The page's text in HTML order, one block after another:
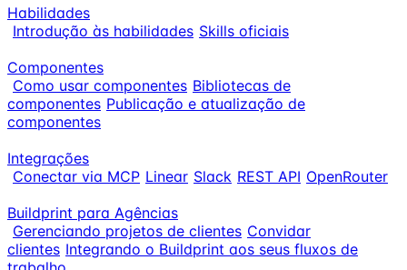
Habilidades
Introdução às habilidades Skills oficiais
Componentes
Como usar componentes Bibliotecas de
componentes Publicação e atualização de
componentes
Integrações
Conectar via MCP Linear Slack REST API OpenRouter
Buildprint para Agências
Gerenciando projetos de clientes Convidar
clientes Integrando o Buildprint aos seus fluxos de